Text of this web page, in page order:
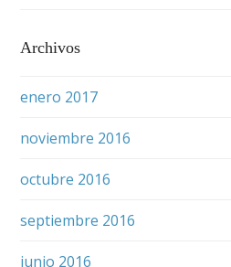
Archivos
enero 2017
noviembre 2016
octubre 2016
septiembre 2016
junio 2016